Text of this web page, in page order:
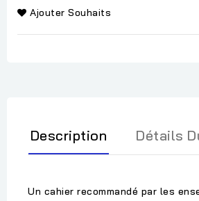
Ajouter Souhaits
Description Détails
Un cahier recommandé par les